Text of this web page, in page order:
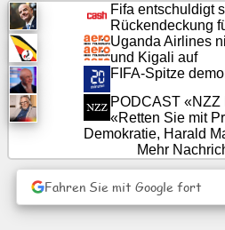
Agenda
Unterhaltung
Soziales
Netzwerk
Nachricht
Fifa entschuldigt
Rückendeckung
Uganda Airlines
und Kigali auf
FIFA-Spitze
PODCAST
«Retten Sie mit
Demokratie, Harald
Mehr
Fahren Sie mit Google fort